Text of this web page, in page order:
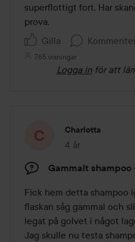
superflottigt fort. Har
prova.
Gilla
765 visningar
Logga in för att
Charlotta
4 år
Inlägget
Gammalt shampoo
Fick hem detta shampoo
flaskan såg gammal och
legat på golvet i något
Jag skulle nu testa